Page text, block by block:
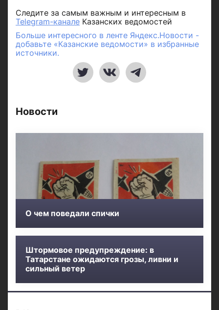
Следите за самым важным и интересным в
Telegram-канале Казанских ведомостей
Больше интересного в ленте Яндекс.Новости -
добавьте «Казанские ведомости» в избранные
источники.
Новости
О чем поведали спички
Штормовое предупреждение: в
Татарстане ожидаются грозы, ливни и
сильный ветер